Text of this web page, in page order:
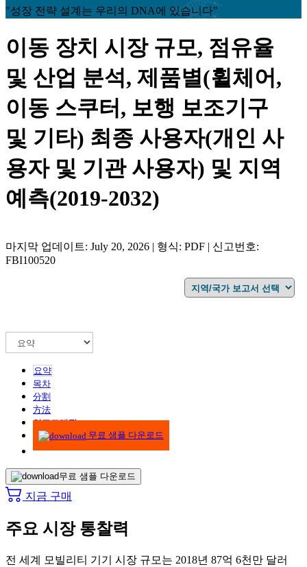
"성장 전략 설계는 우리의 DNA에 있습니다"
이동 장치 시장 규모, 점유율
및 산업 분석, 제품별(휠체어,
이동 스쿠터, 보행 보조기구
및 기타) 최종 사용자(개인 사
용자 및 기관 사용자) 및 지역
예측(2019-2032)
마지막 업데이트: July 20, 2026 | 형식: PDF | 신고번호:
FBI100520
요약
목차
分割
方法
인포그래픽
무료 샘플 다운로드
무료 샘플 다운로드
지금 구매
주요 시장 통찰력
전 세계 모빌리티 기기 시장 규모는 2018년 87억 6천만 달러